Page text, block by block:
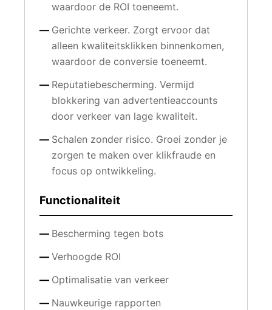
waardoor de ROI toeneemt.
Gerichte verkeer. Zorgt ervoor dat
alleen kwaliteitsklikken binnenkomen,
waardoor de conversie toeneemt.
Reputatiebescherming. Vermijd
blokkering van advertentieaccounts
door verkeer van lage kwaliteit.
Schalen zonder risico. Groei zonder je
zorgen te maken over klikfraude en
focus op ontwikkeling.
Functionaliteit
Bescherming tegen bots
Verhoogde ROI
Optimalisatie van verkeer
Nauwkeurige rapporten